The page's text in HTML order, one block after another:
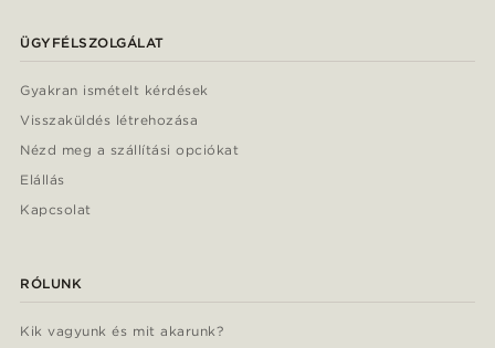
ÜGYFÉLSZOLGÁLAT
Gyakran ismételt kérdések
Visszaküldés létrehozása
Nézd meg a szállítási opciókat
Elállás
Kapcsolat
RÓLUNK
Kik vagyunk és mit akarunk?